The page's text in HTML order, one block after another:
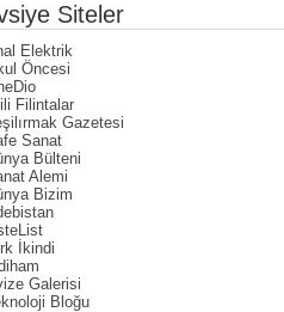
Siteler
Elektrik
Öncesi
Filintalar
Gazetesi
Sanat
Bülteni
Alemi
Bizim
İkindi
Galerisi
Bloğu